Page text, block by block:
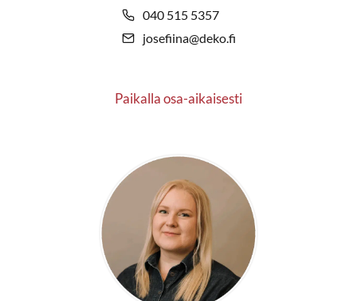
040 515 5357
josefiina@deko.fi
Paikalla osa-aikaisesti